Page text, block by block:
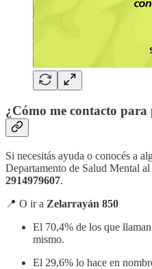
¿Cómo me contacto
Si necesitás ayuda o conocés a
Departamento de Salud Mental al
2914979607.
📍 O ir a Zelarrayán 850
El 70,4% de los que
mismo.
El 29,6% lo hace en